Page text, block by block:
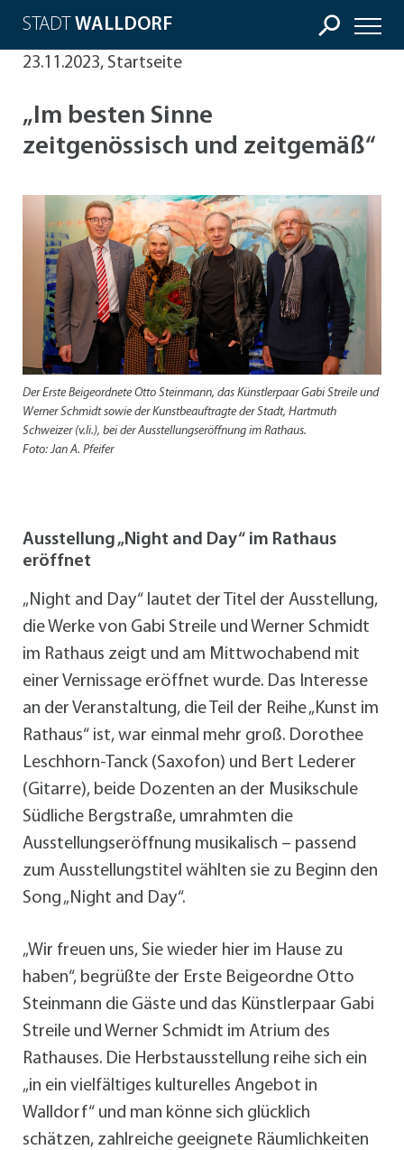
STADT WALLDORF
23.11.2023, Startseite
„Im besten Sinne
zeitgenössisch und zeitgemäß“
Der Erste Beigeordnete Otto Steinmann, das Künstlerpaar Gabi Streile und
Werner Schmidt sowie der Kunstbeauftragte der Stadt, Hartmuth
Schweizer (v.li.), bei der Ausstellungseröffnung im Rathaus.
Foto: Jan A. Pfeifer
Ausstellung „Night and Day“ im Rathaus
eröffnet
„Night and Day“ lautet der Titel der Ausstellung,
die Werke von Gabi Streile und Werner Schmidt
im Rathaus zeigt und am Mittwochabend mit
einer Vernissage eröffnet wurde. Das Interesse
an der Veranstaltung, die Teil der Reihe „Kunst im
Rathaus“ ist, war einmal mehr groß. Dorothee
Leschhorn-Tanck (Saxofon) und Bert Lederer
(Gitarre), beide Dozenten an der Musikschule
Südliche Bergstraße, umrahmten die
Ausstellungseröffnung musikalisch – passend
zum Ausstellungstitel wählten sie zu Beginn den
Song „Night and Day“.
„Wir freuen uns, Sie wieder hier im Hause zu
haben“, begrüßte der Erste Beigeordne Otto
Steinmann die Gäste und das Künstlerpaar Gabi
Streile und Werner Schmidt im Atrium des
Rathauses. Die Herbstausstellung reihe sich ein
„in ein vielfältiges kulturelles Angebot in
Walldorf“ und man könne sich glücklich
schätzen, zahlreiche geeignete Räumlichkeiten